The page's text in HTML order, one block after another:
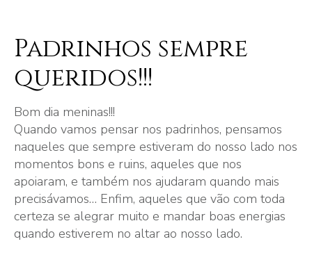
Padrinhos sempre
queridos!!!
Bom dia meninas!!!
Quando vamos pensar nos padrinhos, pensamos
naqueles que sempre estiveram do nosso lado nos
momentos bons e ruins, aqueles que nos
apoiaram, e também nos ajudaram quando mais
precisávamos… Enfim, aqueles que vão com toda
certeza se alegrar muito e mandar boas energias
quando estiverem no altar ao nosso lado.